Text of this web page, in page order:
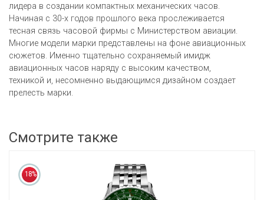
лидера в создании компактных механических часов.
Начиная с 30-х годов прошлого века прослеживается
тесная связь часовой фирмы с Министерством авиации.
Многие модели марки представлены на фоне авиационных
сюжетов. Именно тщательно сохраняемый имидж
авиационных часов наряду с высоким качеством,
техникой и, несомненно выдающимся дизайном создает
прелесть марки.
Смотрите также
18%